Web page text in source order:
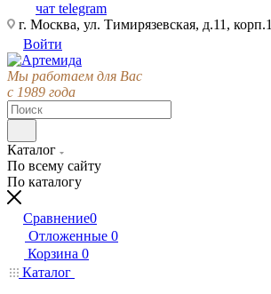
чат telegram
г. Москва, ул. Тимирязевская, д.11, корп.1
Войти
Мы работаем для Вас
с 1989 года
Каталог
По всему сайту
По каталогу
Сравнение0
Отложенные 0
Корзина 0
Каталог